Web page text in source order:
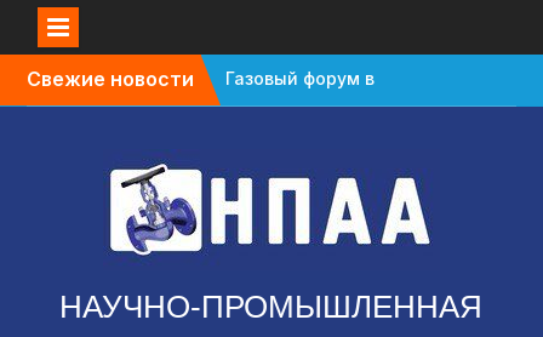
Свежие новости
Газовый форум в
Санкт-Петербурге
В Омской области
зафиксировали спад в
промышленности
планируют признать
банкротом
НАУЧНО-ПРОМЫШЛЕННАЯ